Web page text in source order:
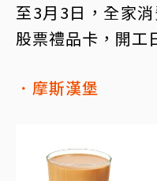
至3月3日，全家
股票禮品卡，開工
．摩斯漢堡